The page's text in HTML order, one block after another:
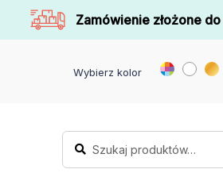
Zamówienie złożone
Wybierz kolor
Szukaj:
Szukaj